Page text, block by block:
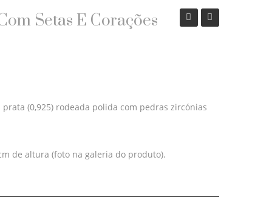
camafeus
Setas E Corações
(0,925) rodeada polida com pedras zircónias
de altura (foto na galeria do produto).